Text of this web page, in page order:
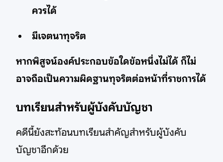
ควรได้
มีเจตนาทุจริต
หากพิสูจน์องค์ประกอบข้อใดข้อหนึ่งไม่ได้ ก็ไม่
อาจถือเป็นความผิดฐานทุจริตต่อหน้าที่ราชการได้
บทเรียนสำหรับผู้บังคับบัญชา
คดีนี้ยังสะท้อนบทเรียนสำคัญสำหรับผู้บังคับ
บัญชาอีกด้วย